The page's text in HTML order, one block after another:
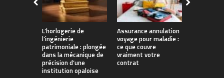
L’horlogerie de
l’ingénierie
patrimoniale : plongée
dans la mécanique de
précision d’une
institution opaloise
Assurance annulation
voyage pour maladie :
ce que couvre
vraiment votre
contrat